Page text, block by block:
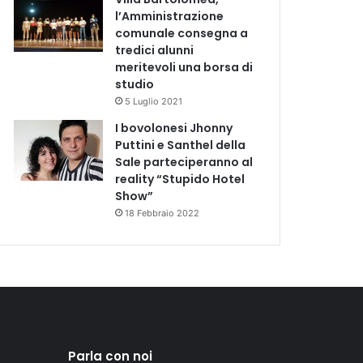
l’Amministrazione
comunale consegna a
tredici alunni
meritevoli una borsa di
studio
5 Luglio 2021
I bovolonesi Jhonny
Puttini e Santhel della
Sale parteciperanno al
reality “Stupido Hotel
Show”
18 Febbraio 2022
Parla con noi